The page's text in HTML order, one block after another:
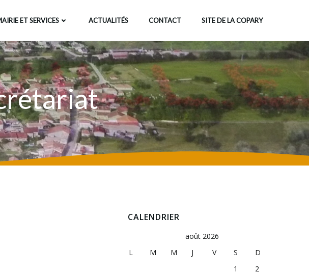
ET SERVICES ACTUALITÉS CONTACT SITE DE LA COPARY
CALENDRIER
août 2026
L
M M J V S
D
1
2